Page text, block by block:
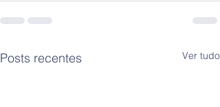
Posts recentes Ver tudo